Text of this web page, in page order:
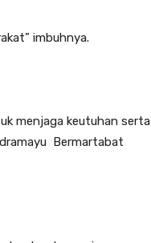
imbuhnya.
menjaga keutuhan serta
Bermartabat